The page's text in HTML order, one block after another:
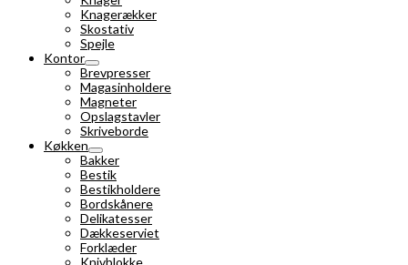
Knagerækker
Skostativ
Spejle
Kontor
Brevpresser
Magasinholdere
Magneter
Opslagstavler
Skriveborde
Køkken
Bakker
Bestik
Bestikholdere
Bordskånere
Delikatesser
Dækkeserviet
Forklæder
Knivblokke